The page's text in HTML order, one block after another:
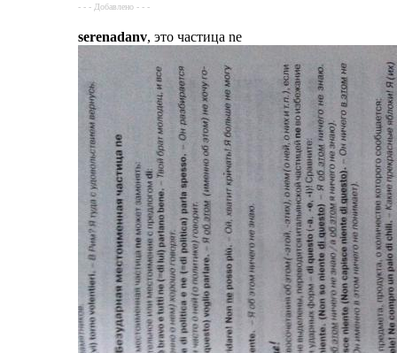
- - - Добавлено - - -
serenadanv, это частица ne